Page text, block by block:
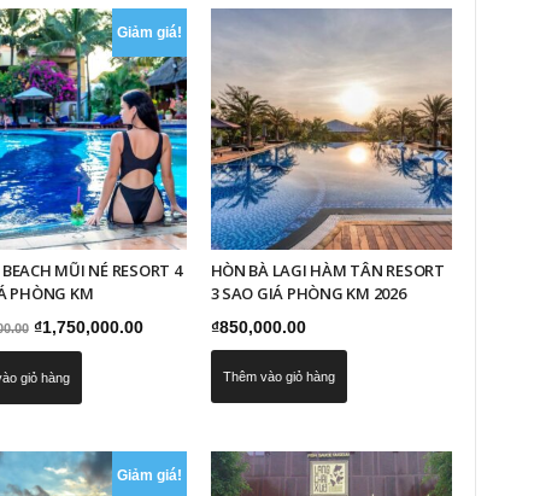
Giảm giá!
MŨI NÉ RESORT 4
PHÒNG KM
Giá
gốc
là:
₫1,750,000.00Giá
giỏ hàng
HÒN BÀ LAGI HÀM TÂN RESORT
3 SAO GIÁ PHÒNG KM 2026
₫850,000.00
Thêm vào giỏ hàng
Giảm giá!